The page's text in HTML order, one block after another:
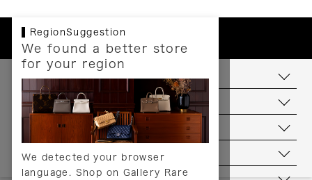
RegionSuggestion
We found a better store
for your region
We detected your browser
language. Shop on Gallery Rare
お支払いについて
配送について
送料について
返品について